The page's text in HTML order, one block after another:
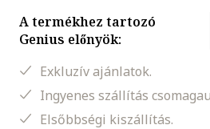
A termékhez tartozó
Genius előnyök:
Exkluzív ajánlatok.
Ingyenes szállítás
Elsőbbségi kiszállítás.